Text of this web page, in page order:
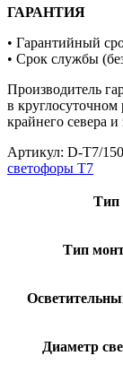
ГАРАНТИЯ
• Гарантийный
• Срок службы
Производитель
в
крайнего севера и
Артикул: D-T7/
светофоры Т7
Тип
Тип
Диаметр